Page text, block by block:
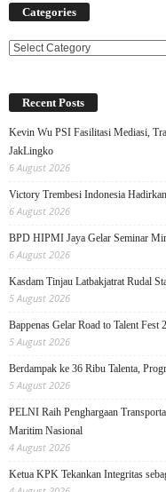
Categories
Categories
Recent Posts
Kevin Wu PSI Fasilitasi Mediasi,
JakLingko
6 August 2026
Victory Trembesi Indonesia
6 August 2026
BPD HIPMI Jaya Gelar Seminar
6 August 2026
Kasdam Tinjau Latbakjatrat Rudal
5 August 2026
Bappenas Gelar Road to Talent
5 August 2026
Berdampak ke 36 Ribu Talenta,
5 August 2026
PELNI Raih Penghargaan
Maritim Nasional
4 August 2026
Ketua KPK Tekankan Integritas